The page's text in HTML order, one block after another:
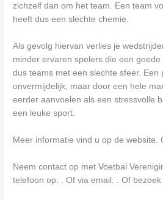
zichzelf dan om het team. Een team
heeft dus een slechte chemie.
Als gevolg hiervan verlies je
minder ervaren spelers die een goede
dus teams met een slechte sfeer. Een
onvermijdelijk, maar door een hele
eerder aanvoelen als een stressvolle
een leuke sport.
Meer informatie vind u op de website.
Neem contact op met Voetbal
telefoon op: . Of via email:
. Of